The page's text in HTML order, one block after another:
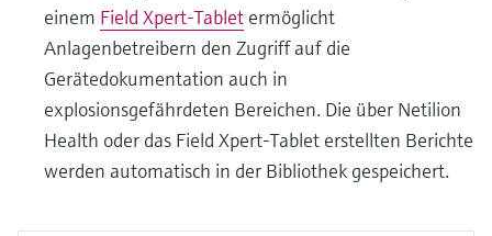
einem Field Xpert-Tablet ermöglicht
Anlagenbetreibern den Zugriff auf die
Gerätedokumentation auch in
explosionsgefährdeten Bereichen. Die über Netilion
Health oder das Field Xpert-Tablet erstellten Berichte
werden automatisch in der Bibliothek gespeichert.